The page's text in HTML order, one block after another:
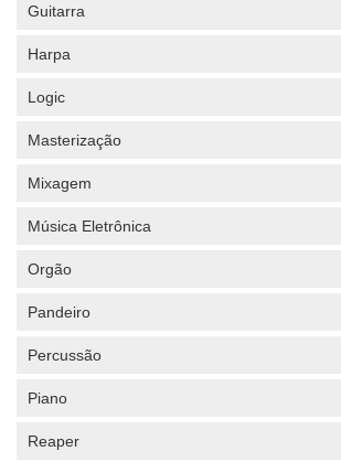
Guitarra
Harpa
Logic
Masterização
Mixagem
Música Eletrônica
Orgão
Pandeiro
Percussão
Piano
Reaper